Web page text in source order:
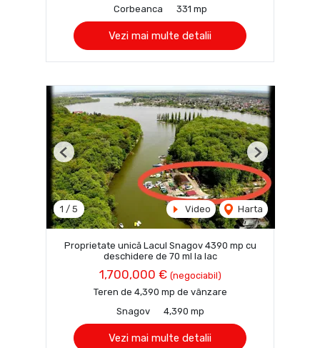
Corbeanca
331 mp
Vezi mai multe detalii
1 / 5 Video Harta
Previous Next
Proprietate unică Lacul Snagov 4390 mp cu
deschidere de 70 ml la lac
1,700,000 € (negociabil)
Teren de 4,390 mp de vânzare
Snagov
4,390 mp
Vezi mai multe detalii